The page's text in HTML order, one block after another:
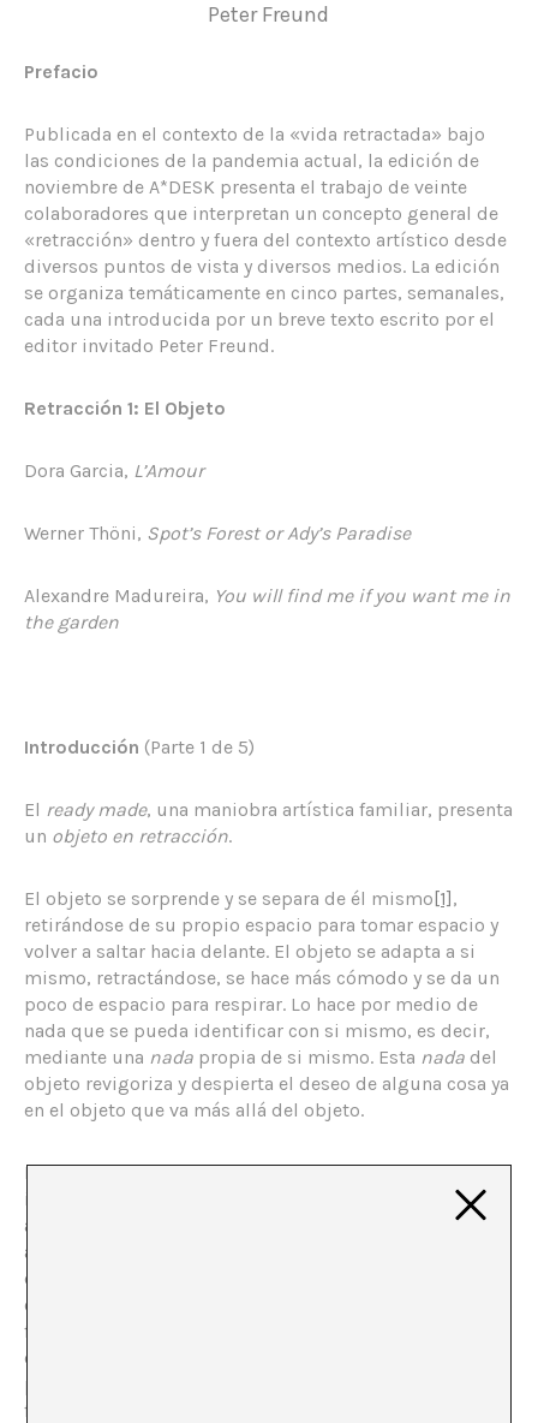
Peter Freund
Prefacio
Publicada en el contexto de la «vida retractada» bajo
las condiciones de la pandemia actual, la edición de
noviembre de A*DESK presenta el trabajo de veinte
colaboradores que interpretan un concepto general de
«retracción» dentro y fuera del contexto artístico desde
diversos puntos de vista y diversos medios. La edición
se organiza temáticamente en cinco partes, semanales,
cada una introducida por un breve texto escrito por el
editor invitado Peter Freund.
Retracción 1: El Objeto
Dora Garcia, L’Amour
Werner Thöni, Spot’s Forest or Ady’s Paradise
Alexandre Madureira, You will find me if you want me in
the garden
Introducción (Parte 1 de 5)
El ready made, una maniobra artística familiar, presenta
un objeto en retracción.
El objeto se sorprende y se separa de él mismo [1] ,
retirándose de su propio espacio para tomar espacio y
volver a saltar hacia delante. El objeto se adapta a si
mismo, retractándose, se hace más cómodo y se da un
poco de espacio para respirar. Lo hace por medio de
nada que se pueda identificar con si mismo, es decir,
mediante una nada propia de si mismo. Esta nada del
objeto revigoriza y despierta el deseo de alguna cosa ya
en el objeto que va más allá del objeto.
LaFuentede Duchamp es un gag que enseña que, al
intentar evitar dejarse engañar por la ocurrencia, uno
acaba por no entenderlo. Un elemento de fontanería que
aspira a una función puramente utilitaria se desconecta
de su lugar asignado y se traslada físicamente al
contexto expositivo del mundo del arte. El aparato ya no
funciona, a diferencia del que se encuentra en el lavabo
de hombres del museo. En el nuevo espacio falla, pero,
por descontado, no solo por razones utilitaristas. Su
fracaso revela el objeto como otro tipo de aparato, un